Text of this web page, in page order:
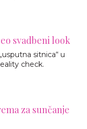
svadbeni look
sitnica“ u
check.
za sunčanje